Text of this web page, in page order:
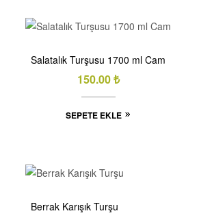
Salatalık Turşusu 1700 ml Cam
150.00₺
SEPETE EKLE
Berrak Karışık Turşu